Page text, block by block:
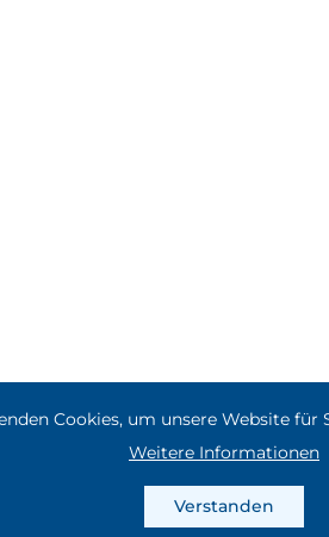
Cookies, um unsere Website für
Weitere Informationen
Verstanden